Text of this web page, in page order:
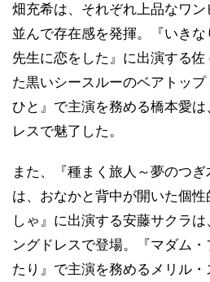
畑充希は、それぞれ上品なワ
並んで存在感を発揮。『いき
先生に恋をした』に出演する
た黒いシースルーのベアトッ
ひと』で主演を務める橋本愛
レスで魅了した。
また、『種まく旅人～夢のつ
は、おなかと背中が開いた個
しゃ』に出演する安藤サクラ
ングドレスで登場。『マダム
たり』で主演を務めるメリル